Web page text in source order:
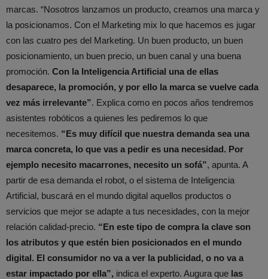
marcas. “Nosotros lanzamos un producto, creamos una marca y
la posicionamos. Con el Marketing mix lo que hacemos es jugar
con las cuatro pes del Marketing. Un buen producto, un buen
posicionamiento, un buen precio, un buen canal y una buena
promoción. Con la Inteligencia Artificial una de ellas
desaparece, la promoción, y por ello la marca se vuelve cada
vez más irrelevante”. Explica como en pocos años tendremos
asistentes robóticos a quienes les pediremos lo que
necesitemos. “Es muy difícil que nuestra demanda sea una
marca concreta, lo que vas a pedir es una necesidad. Por
ejemplo necesito macarrones, necesito un sofá”, apunta. A
partir de esa demanda el robot, o el sistema de Inteligencia
Artificial, buscará en el mundo digital aquellos productos o
servicios que mejor se adapte a tus necesidades, con la mejor
relación calidad-precio. “En este tipo de compra la clave son
los atributos y que estén bien posicionados en el mundo
digital. El consumidor no va a ver la publicidad, o no va a
estar impactado por ella”, indica el experto. Augura que las